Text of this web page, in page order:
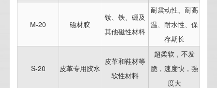
M-20 磁材胶
钕、铁、硼及
其他磁性材料
耐震动性、耐高
温、耐水性、保
存期长
S-20 皮革专用胶水
皮革和鞋材等
软性材料
超柔软，不发
脆，速度快，强
度大